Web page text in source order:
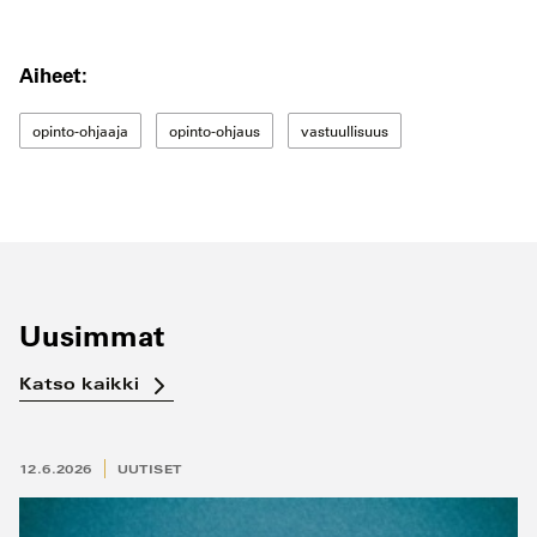
Aiheet:
opinto-ohjaaja opinto-ohjaus vastuullisuus
Uusimmat
Katso kaikki
12.6.2026 UUTISET